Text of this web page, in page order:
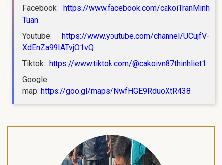
Facebook: https://www.facebook.com/cakoiTranMinh
Tuan
Youtube: https://www.youtube.com/channel/UCujfV-
XdEnZa99IATvjO1vQ
Tiktok: https://www.tiktok.com/@cakoivn87thinhliet1
Google
map: https://goo.gl/maps/NwfHGE9RduoXtR438